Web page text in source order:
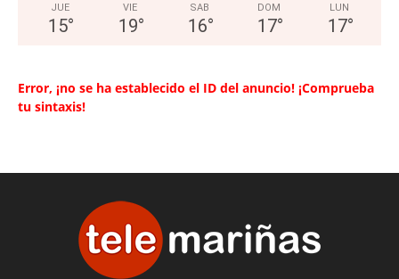
JUE
15°
VIE
19°
SAB
16°
DOM
17°
LUN
17°
Error, ¡no se ha establecido el ID del anuncio! ¡Comprueba
tu sintaxis!